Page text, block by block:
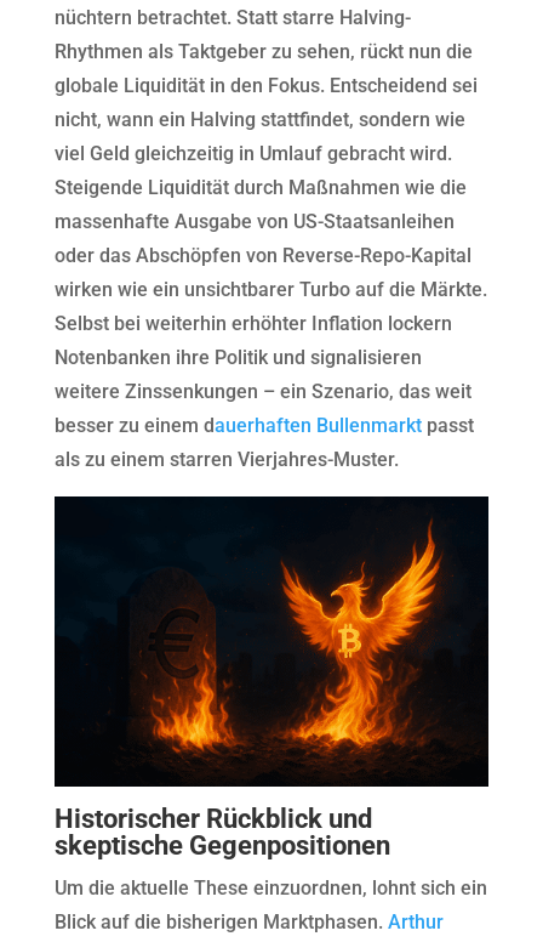
nüchtern betrachtet. Statt starre Halving-
Rhythmen als Taktgeber zu sehen, rückt nun die
globale Liquidität in den Fokus. Entscheidend sei
nicht, wann ein Halving stattfindet, sondern wie
viel Geld gleichzeitig in Umlauf gebracht wird.
Steigende Liquidität durch Maßnahmen wie die
massenhafte Ausgabe von US-Staatsanleihen
oder das Abschöpfen von Reverse-Repo-Kapital
wirken wie ein unsichtbarer Turbo auf die Märkte.
Selbst bei weiterhin erhöhter Inflation lockern
Notenbanken ihre Politik und signalisieren
weitere Zinssenkungen – ein Szenario, das weit
besser zu einem dauerhaften Bullenmarktpasst
als zu einem starren Vierjahres-Muster.
Historischer Rückblick und
skeptische Gegenpositionen
Um die aktuelle These einzuordnen, lohnt sich ein
Blick auf die bisherigen Marktphasen. Arthur